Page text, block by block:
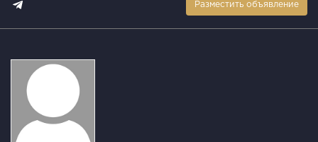
Разместить объявление